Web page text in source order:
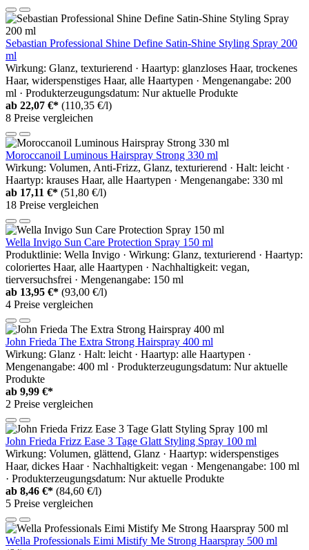
Sebastian Professional Shine Define Satin-Shine Styling Spray 200
ml
Wirkung: Glanz, texturierend · Haartyp: glanzloses Haar, trockenes
Haar, widerspenstiges Haar, alle Haartypen · Mengenangabe: 200
ml · Produkterzeugungsdatum: Nur aktuelle Produkte
ab 22,07 €* (110,35 €/l)
8 Preise vergleichen
Moroccanoil Luminous Hairspray Strong 330 ml
Wirkung: Volumen, Anti-Frizz, Glanz, texturierend · Halt: leicht ·
Haartyp: krauses Haar, alle Haartypen · Mengenangabe: 330 ml
ab 17,11 €* (51,80 €/l)
18 Preise vergleichen
Wella Invigo Sun Care Protection Spray 150 ml
Produktlinie: Wella Invigo · Wirkung: Glanz, texturierend · Haartyp:
coloriertes Haar, alle Haartypen · Nachhaltigkeit: vegan,
tierversuchsfrei · Mengenangabe: 150 ml
ab 13,95 €* (93,00 €/l)
4 Preise vergleichen
John Frieda The Extra Strong Hairspray 400 ml
Wirkung: Glanz · Halt: leicht · Haartyp: alle Haartypen ·
Mengenangabe: 400 ml · Produkterzeugungsdatum: Nur aktuelle
Produkte
ab 9,99 €*
2 Preise vergleichen
John Frieda Frizz Ease 3 Tage Glatt Styling Spray 100 ml
Wirkung: Volumen, glättend, Glanz · Haartyp: widerspenstiges
Haar, dickes Haar · Nachhaltigkeit: vegan · Mengenangabe: 100 ml
· Produkterzeugungsdatum: Nur aktuelle Produkte
ab 8,46 €* (84,60 €/l)
5 Preise vergleichen
Wella Professionals Eimi Mistify Me Strong Haarspray 500 ml